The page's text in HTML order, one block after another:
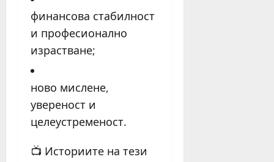
финансова стабилност
и професионално
израстване;
ново мислене,
увереност и
целеустременост.
📺 Историите на тези